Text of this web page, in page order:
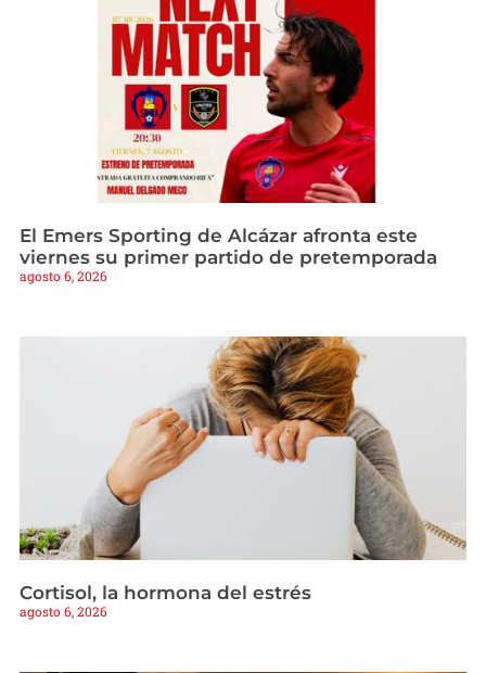
El Emers Sporting de Alcázar afronta este
viernes su primer partido de pretemporada
agosto 6, 2026
Cortisol, la hormona del estrés
agosto 6, 2026